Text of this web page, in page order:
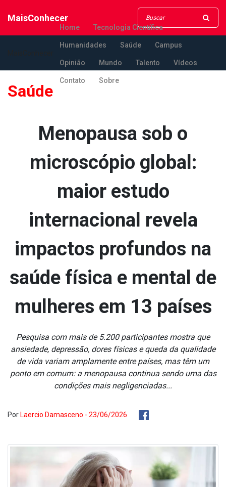
MaisConhecer
Home Tecnologia Científica
Humanidades Saúde Campus
Opinião Mundo Talento Vídeos
Contato Sobre
Saúde
Menopausa sob o
microscópio global:
maior estudo
internacional revela
impactos profundos na
saúde física e mental de
mulheres em 13 países
Pesquisa com mais de 5.200 participantes mostra que
ansiedade, depressão, dores físicas e queda da qualidade
de vida variam amplamente entre países, mas têm um
ponto em comum: a menopausa continua sendo uma das
condições mais negligenciadas...
Por Laercio Damasceno - 23/06/2026